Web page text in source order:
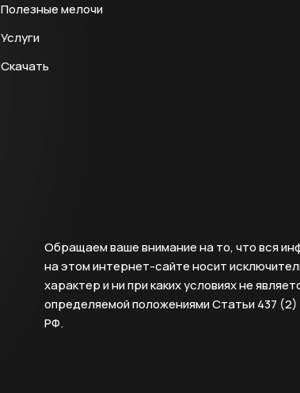
Полезные мелочи
Услуги
Скачать
Обращаем ваше внимание на то, что вся
на этом интернет-сайте носит
характер и ни при каких условиях не
определяемой положениями Статьи 437
РФ.